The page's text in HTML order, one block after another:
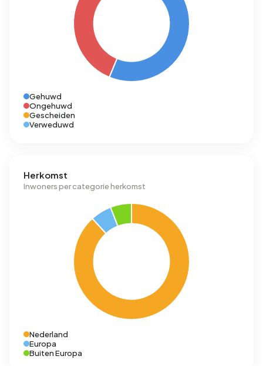
Gehuwd
Ongehuwd
Gescheiden
Verweduwd
Herkomst
Inwoners per categorie herkomst
Nederland
Europa
Buiten Europa